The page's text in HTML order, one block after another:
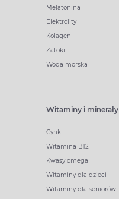
Melatonina
Elektrolity
Kolagen
Zatoki
Woda morska
Witaminy i minerały
Cynk
Witamina B12
Kwasy omega
Witaminy dla dzieci
Witaminy dla seniorów